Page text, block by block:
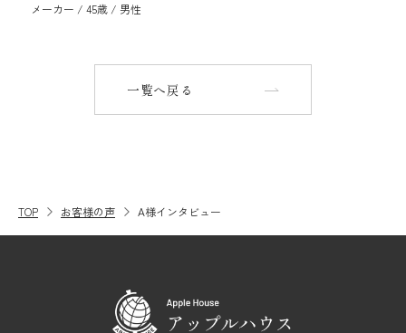
メーカー / 45歳 / 男性
一覧へ戻る
TOP お客様の声 A様インタビュー